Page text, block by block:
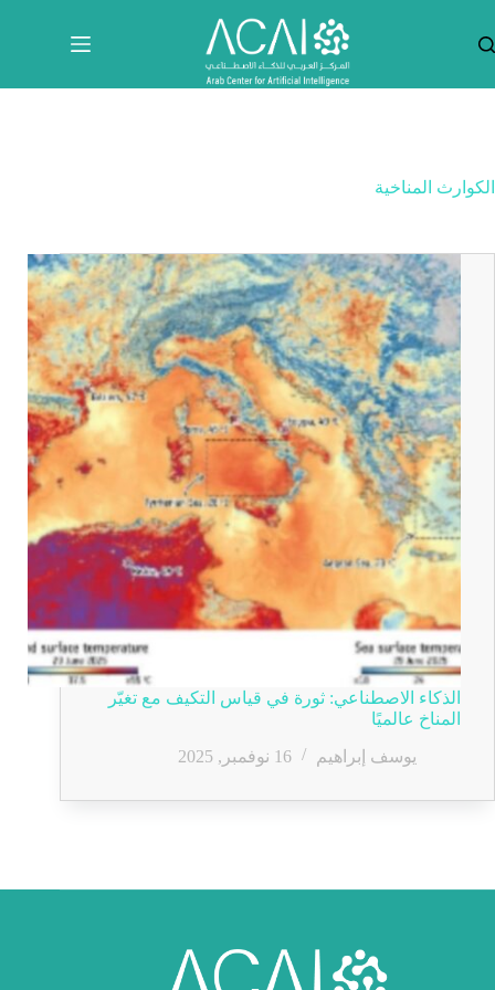
المحتوى
الكوارث المناخية
الذكاء الاصطناعي: ثورة في قياس التكيف مع تغيّر
المناخ عالميًا
يوسف إبراهيم
16 نوفمبر, 2025